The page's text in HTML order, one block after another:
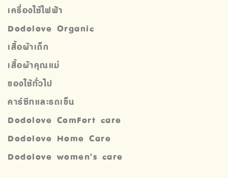
เครื่องใช้ไฟฟ้า
Dodolove Organic
เสื้อผ้าเด็ก
เสื้อผ้าคุณแม่
ของใช้ทั่วไป
คาร์ซีทและรถเข็น
Dodolove ComFort care
Dodolove Home Care
Dodolove women’s care